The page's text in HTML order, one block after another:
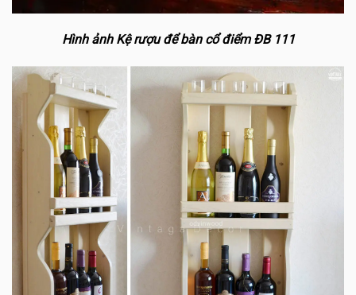
Hình ảnh Kệ rượu để bàn cổ điểm ĐB 111